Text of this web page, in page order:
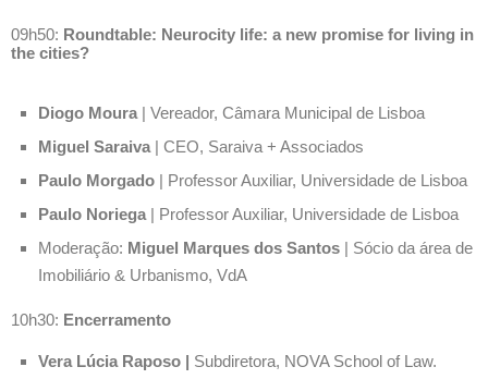
09h50: Roundtable: Neurocity life: a new promise for living in
the cities?
Diogo Moura | Vereador, Câmara Municipal de Lisboa
Miguel Saraiva | CEO, Saraiva + Associados
Paulo Morgado | Professor Auxiliar, Universidade de Lisboa
Paulo Noriega | Professor Auxiliar, Universidade de Lisboa
Moderação: Miguel Marques dos Santos | Sócio da área de
Imobiliário & Urbanismo, VdA
10h30: Encerramento
Vera Lúcia Raposo | Subdiretora, NOVA School of Law.